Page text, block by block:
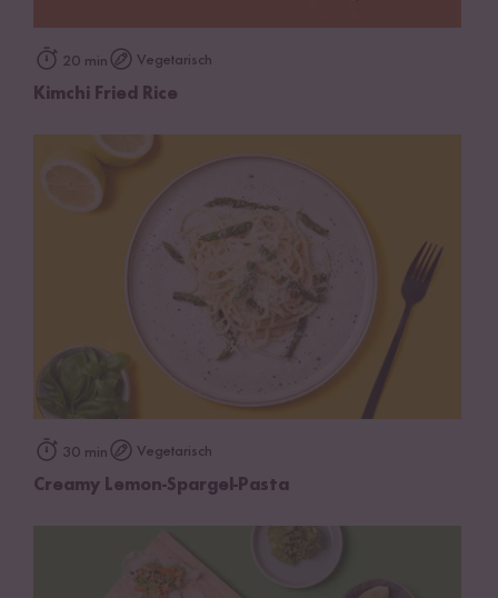
20 min Vegetarisch
Kimchi Fried Rice
30 min Vegetarisch
Creamy Lemon-Spargel-Pasta